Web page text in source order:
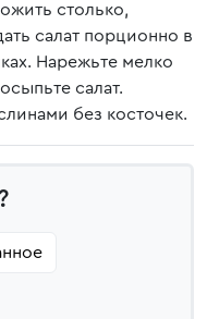
столько,
салат порционно в
Нарежьте мелко
салат.
без косточек.